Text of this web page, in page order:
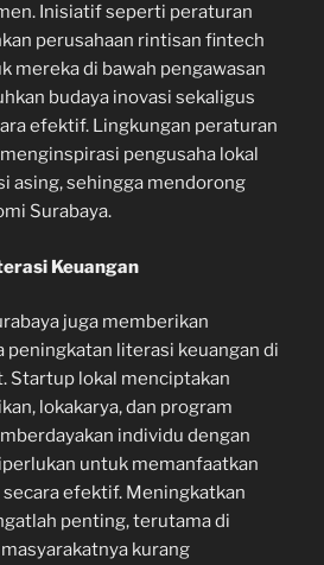
Inisiatif seperti peraturan
perusahaan rintisan fintech
mereka di bawah pengawasan
budaya inovasi sekaligus
efektif. Lingkungan peraturan
pengusaha lokal
asing, sehingga mendorong
Surabaya.
Keuangan
juga memberikan
peningkatan literasi keuangan di
Startup lokal menciptakan
lokakarya, dan program
individu dengan
untuk memanfaatkan
efektif. Meningkatkan
penting, terutama di
kurang